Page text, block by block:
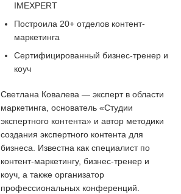
IMEXPERT
Построила 20+ отделов контент-
маркетинга
Сертифицированный бизнес-тренер и
коуч
Светлана Ковалева — эксперт в области
маркетинга, основатель «Студии
экспертного контента» и автор методики
создания экспертного контента для
бизнеса. Известна как специалист по
контент-маркетингу, бизнес-тренер и
коуч, а также организатор
профессиональных конференций.